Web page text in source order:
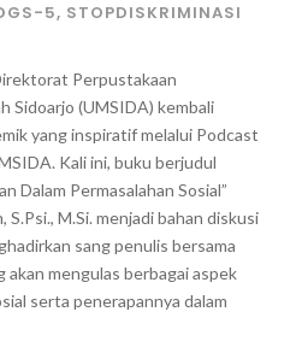
5, STOPDISKRIMINASI
Perpustakaan
Sidoarjo (UMSIDA) kembali
yang inspiratif melalui Podcast
Kali ini, buku berjudul
Dalam Permasalahan Sosial”
M.Si. menjadi bahan diskusi
sang penulis bersama
akan mengulas berbagai aspek
serta penerapannya dalam